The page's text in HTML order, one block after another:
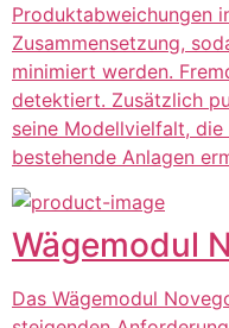
Produktabweichungen
Zusammensetzung,
minimiert werden.
detektiert. Zusätzlich
seine Modellvielfalt,
bestehende Anlagen
Wägemodul
Das Wägemodul